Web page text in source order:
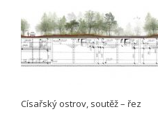
Císařský ostrov, soutěž – řez